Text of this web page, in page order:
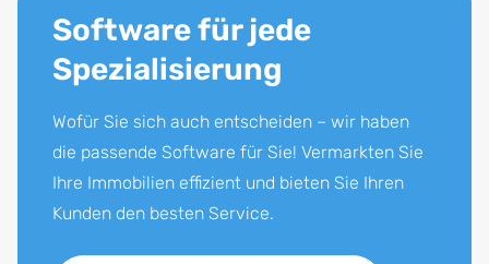
Software für jede
Spezialisierung
Wofür Sie sich auch entscheiden – wir haben
die passende Software für Sie! Vermarkten Sie
Ihre Immobilien effizient und bieten Sie Ihren
Kunden den besten Service.